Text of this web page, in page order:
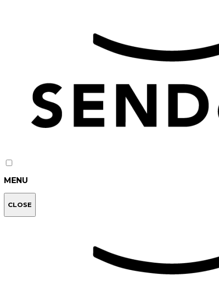
MENU
CLOSE